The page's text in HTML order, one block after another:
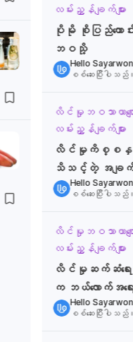
လမ်းညွှန်ချက်များ
ပိုမို စိုပြည်ကော
ဘဝသို့
Hello
စစ်ဆေးပြီးပါသည်
လိင်မှုဘဝသာယာပျေ
လမ်းညွှန်ချက်များ
လိင်မှုကိစ္စနှ
သိသင့်တဲ့ အချ
Hello
စစ်ဆေးပြီးပါသည်
လိင်မှုဘဝသာယာပျေ
လမ်းညွှန်ချက်များ
လိင်မှုဆက်ဆံရေး
က ဘယ်လောက်အရေ
Hello
စစ်ဆေးပြီးပါသည်